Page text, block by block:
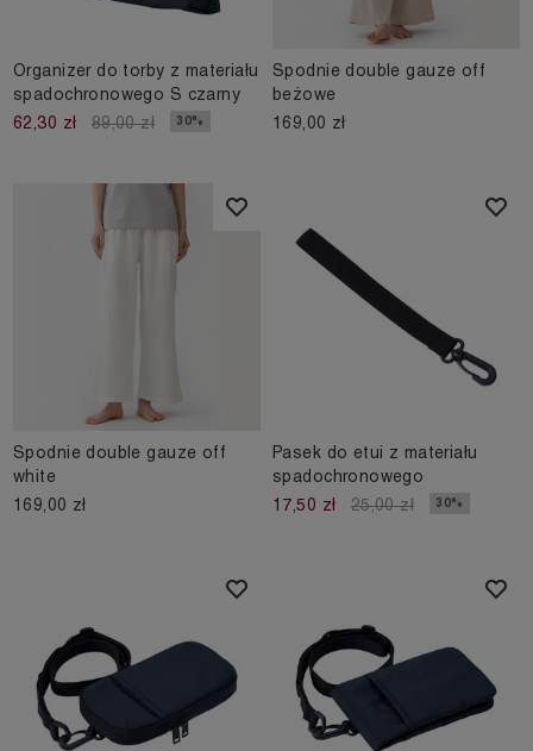
Organizer do torby z materiału
spadochronowego S czarny
62,30 zł
89,00 zł 30%
Spodnie double gauze off
beżowe
169,00 zł
Spodnie double gauze off
white
169,00 zł
Pasek do etui z materiału
spadochronowego
17,50 zł
25,00 zł 30%